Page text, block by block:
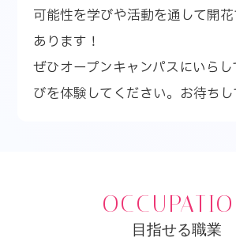
可能性を学びや活動を通して開
あります！
ぜひオープンキャンパスにいら
びを体験してください。お待ちし
目指せる職業